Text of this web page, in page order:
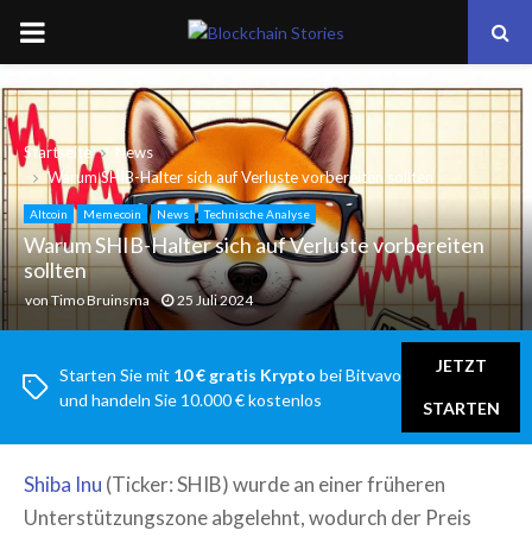
PRIMARY
MENU
Startseite
News
Warum SHIB-Halter sich auf Verluste vorbereiten sollten
Altcoin Memecoin News Technische Analyse
Warum SHIB-Halter sich auf Verluste vorbereiten
sollten
vonTimo Bruinsma 25 Juli 2024
Starten Sie mit 10 € gratis Krypto bei Bitvavo
und handeln Sie 10.000 € kostenlos
JETZT
STARTEN
Shiba Inu (Ticker: SHIB) wurde an einer früheren
Unterstützungszone abgelehnt, wodurch der Preis